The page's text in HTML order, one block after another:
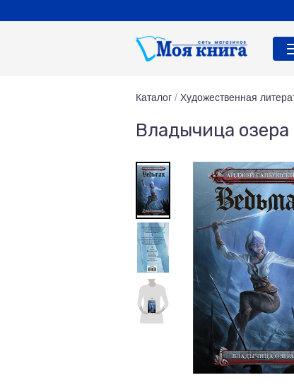
Каталог / Художественная
Владычица озера